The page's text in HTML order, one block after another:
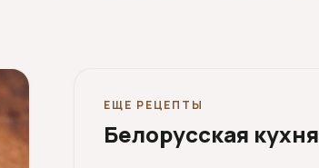
ЕЩЕ РЕЦЕПТЫ
Белорусская кухня